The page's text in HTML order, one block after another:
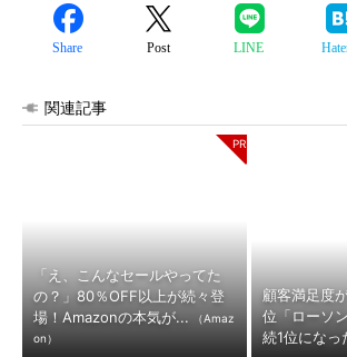
Share Post LINE
関連記事
「え、こんなセールやってた
の？」80％OFF以上が続々登
場！Amazonの本気が...
（Amaz
on）
顧客満足度
位「ローソ
続1位になっ